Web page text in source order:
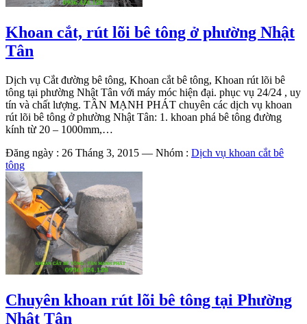
Khoan cắt, rút lõi bê tông ở phường Nhật
Tân
Dịch vụ Cắt đường bê tông, Khoan cắt bê tông, Khoan rút lõi bê
tông tại phường Nhật Tân với máy móc hiện đại. phục vụ 24/24 , uy
tín và chất lượng. TÂN MẠNH PHÁT chuyên các dịch vụ khoan
rút lõi bê tông ở phường Nhật Tân: 1. khoan phá bê tông đường
kính từ 20 – 1000mm,…
Đăng ngày : 26 Tháng 3, 2015 — Nhóm : Dịch vụ khoan cắt bê
tông
Chuyên khoan rút lõi bê tông tại Phường
Nhật Tân